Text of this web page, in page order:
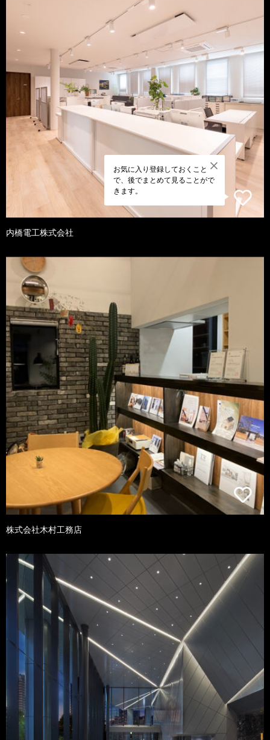
お気に入り登録しておくこと
で、後でまとめて見ることがで
きます。
内橋電工株式会社
株式会社木村工務店